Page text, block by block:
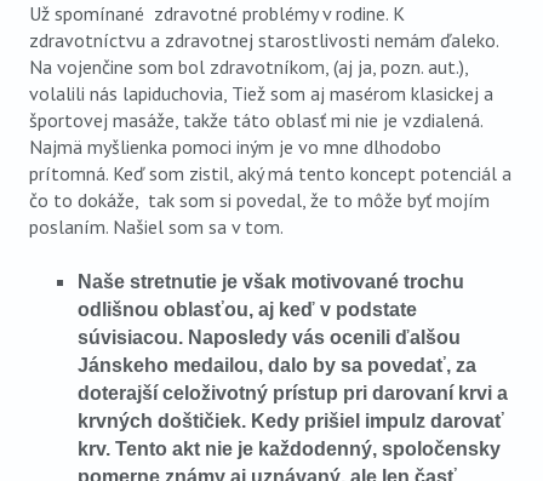
Už spomínané zdravotné problémy v rodine. K
zdravotníctvu a zdravotnej starostlivosti nemám ďaleko.
Na vojenčine som bol zdravotníkom, (aj ja, pozn. aut.),
volalili nás lapiduchovia, Tiež som aj masérom klasickej a
športovej masáže, takže táto oblasť mi nie je vzdialená.
Najmä myšlienka pomoci iným je vo mne dlhodobo
prítomná. Keď som zistil, aký má tento koncept potenciál a
čo to dokáže, tak som si povedal, že to môže byť mojím
poslaním. Našiel som sa v tom.
Naše stretnutie je však motivované trochu
odlišnou oblasťou, aj keď v podstate
súvisiacou. Naposledy vás ocenili ďalšou
Jánskeho medailou, dalo by sa povedať, za
doterajší celoživotný prístup pri darovaní krvi a
krvných doštičiek. Kedy prišiel impulz darovať
krv. Tento akt nie je každodenný, spoločensky
pomerne známy aj uznávaný, ale len časť